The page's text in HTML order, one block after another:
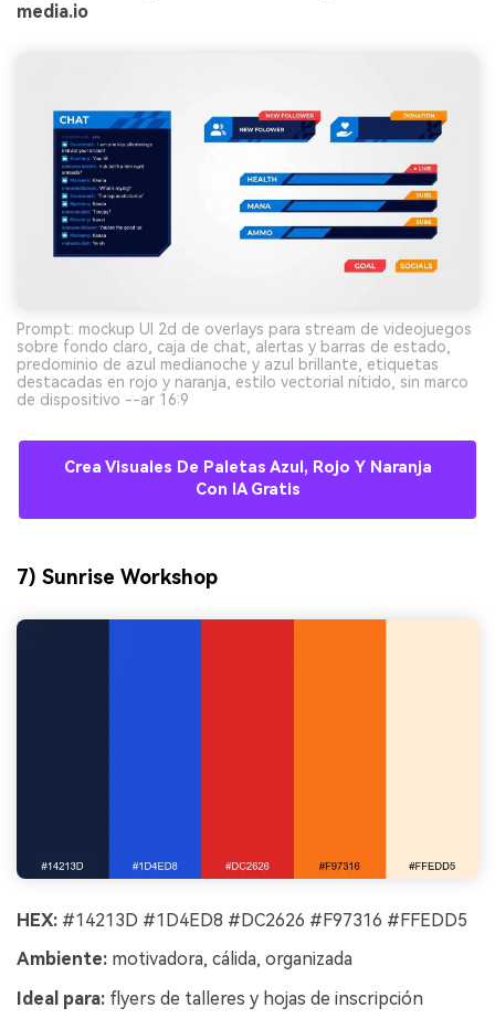
media.io
Prompt: mockup UI 2d de overlays para stream de videojuegos
sobre fondo claro, caja de chat, alertas y barras de estado,
predominio de azul medianoche y azul brillante, etiquetas
destacadas en rojo y naranja, estilo vectorial nítido, sin marco
de dispositivo --ar 16:9
Crea Visuales De Paletas Azul, Rojo Y Naranja
Con IA Gratis
7) Sunrise Workshop
HEX: #14213D #1D4ED8 #DC2626 #F97316 #FFEDD5
Ambiente: motivadora, cálida, organizada
Ideal para: flyers de talleres y hojas de inscripción